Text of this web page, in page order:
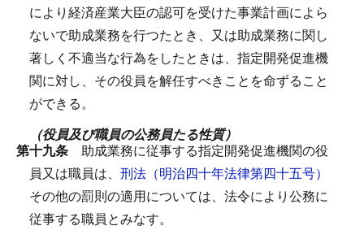
により経済産業大臣の認可を受けた事業計画によら
ないで助成業務を行つたとき、又は助成業務に関し
著しく不適当な行為をしたときは、指定開発促進機
関に対し、その役員を解任すべきことを命ずること
ができる。
（役員及び職員の公務員たる性質）
第十九条 助成業務に従事する指定開発促進機関の役
員又は職員は、 刑法（明治四十年法律第四十五号）
その他の罰則の適用については、法令により公務に
従事する職員とみなす。